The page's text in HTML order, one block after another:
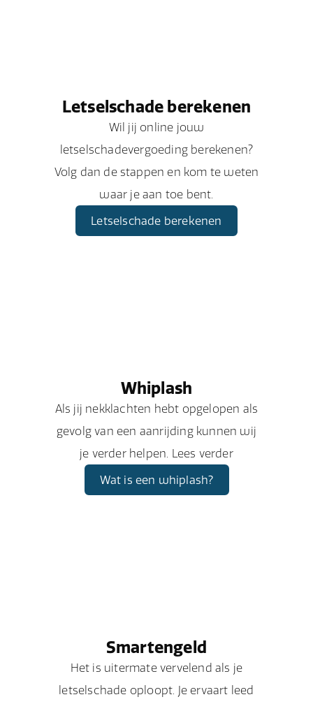
Letselschade berekenen
Wil jij online jouw
letselschadevergoeding berekenen?
Volg dan de stappen en kom te weten
waar je aan toe bent.
Letselschade berekenen
Whiplash
Als jij nekklachten hebt opgelopen als
gevolg van een aanrijding kunnen wij
je verder helpen. Lees verder
Wat is een whiplash?
Smartengeld
Het is uitermate vervelend als je
letselschade oploopt. Je ervaart leed